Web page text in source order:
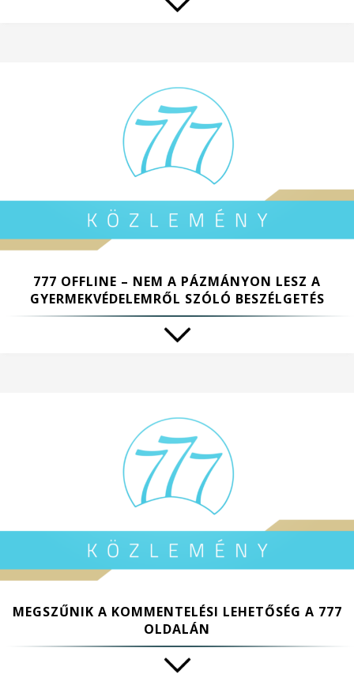
777 OFFLINE – NEM A PÁZMÁNYON LESZ A
GYERMEKVÉDELEMRŐL SZÓLÓ BESZÉLGETÉS
MEGSZŰNIK A KOMMENTELÉSI LEHETŐSÉG A 777
OLDALÁN